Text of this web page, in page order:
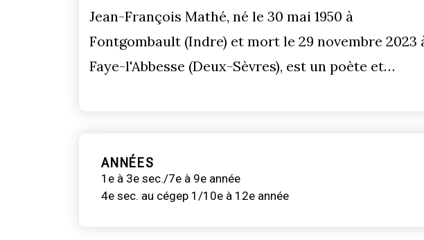
Jean-François Mathé, né le 30 mai 1950 à
Fontgombault (Indre) et mort le 29 novembre 2023
Faye-l'Abbesse (Deux-Sèvres), est un poète et…
ANNÉES
1e à 3e sec./7e à 9e année
4e sec. au cégep 1/10e à 12e année